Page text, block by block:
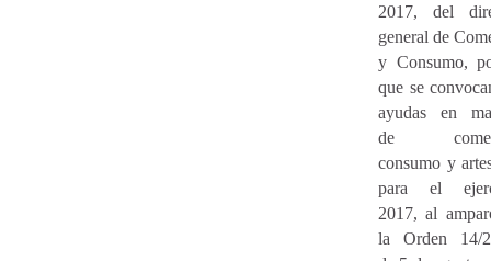
2017, del
general de
y Consumo,
que se
ayudas en
de
consumo y
para el
2017, al
la Orden 14/